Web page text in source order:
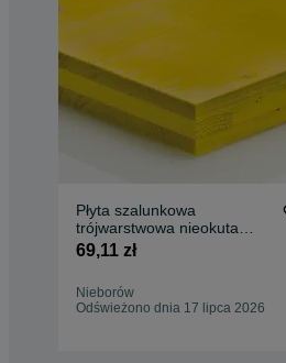
Płyta szalunkowa
trójwarstwowa nieokuta
21x500x2000 Stropowa
Strop
69,11 zł
Nieborów
Odświeżono dnia 17 lipca 2026